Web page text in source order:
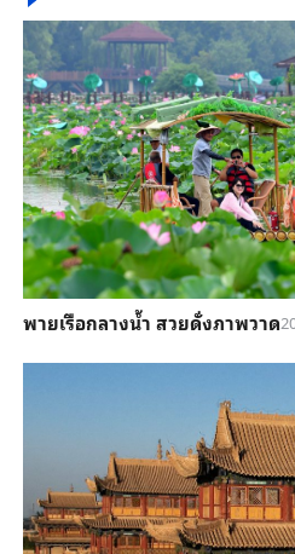
พายเรือกลางน้ำ สวยดั่งภาพวาด